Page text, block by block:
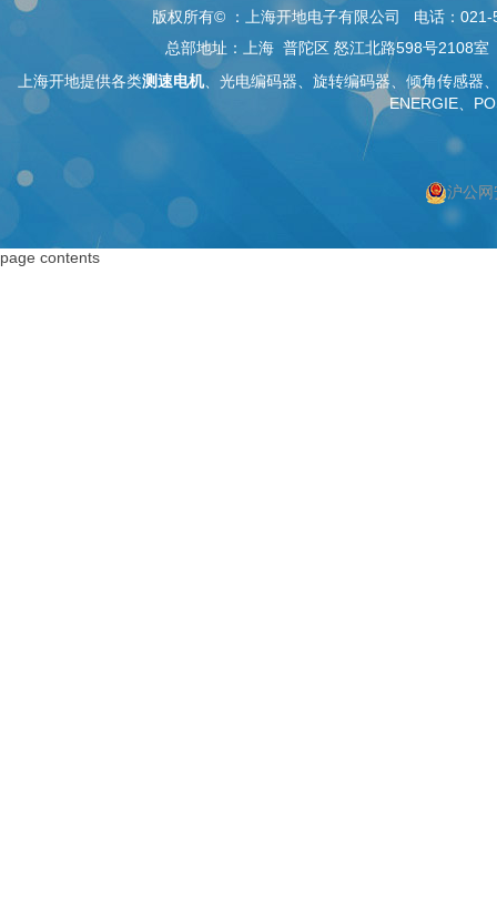
版权所有© ：上海开地电子有限公司 电话：
总部地址：上海 普陀区 怒江北路598号2108室
上海开地提供各类测速电机、 光电编码器 、旋转编码器、 倾角传感器
ENERGIE、
沪公
page contents